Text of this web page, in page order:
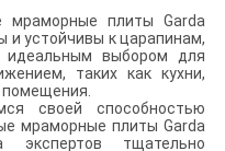
мраморные плиты Garda
и устойчивы к царапинам,
идеальным выбором для
таких как кухни,
помещения.
своей способностью
мраморные плиты Garda
экспертов тщательно